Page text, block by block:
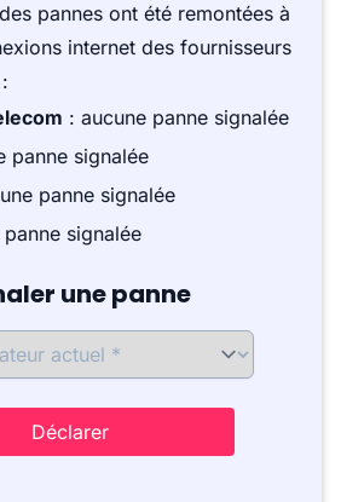
pannes ont été remontées à
internet des fournisseurs
: aucune panne signalée
panne signalée
panne signalée
signalée
une panne
Déclarer